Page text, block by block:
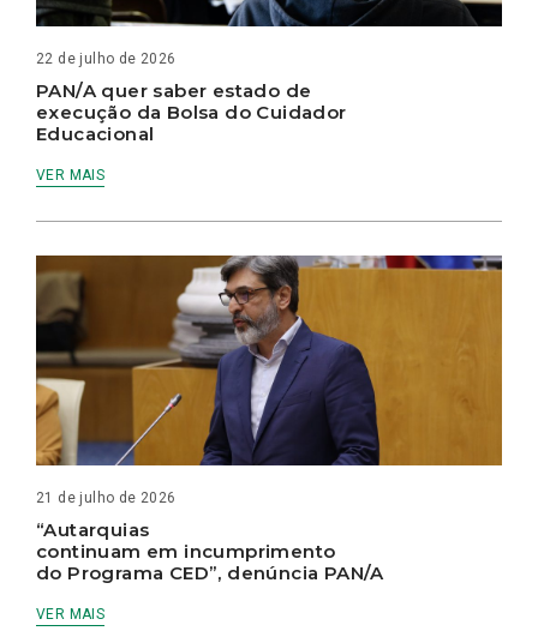
22 de julho de 2026
PAN/A quer saber estado de
execução da Bolsa do Cuidador
Educacional
VER MAIS
21 de julho de 2026
“Autarquias
continuam em incumprimento
do Programa CED”, denúncia PAN/A
VER MAIS